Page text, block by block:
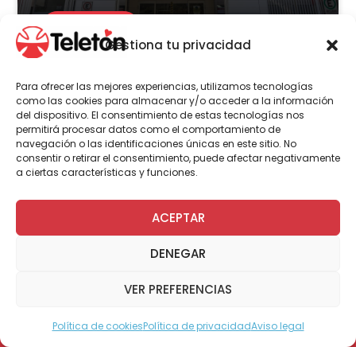
Gestiona tu privacidad
Para ofrecer las mejores experiencias, utilizamos tecnologías
como las cookies para almacenar y/o acceder a la información
del dispositivo. El consentimiento de estas tecnologías nos
permitirá procesar datos como el comportamiento de
navegación o las identificaciones únicas en este sitio. No
consentir o retirar el consentimiento, puede afectar negativamente
a ciertas características y funciones.
ACEPTAR
DENEGAR
VER PREFERENCIAS
Política de cookiesPolítica de privacidadAviso legal
LEER MÁS
Actualidad Voluntariado
23 de julio | 2026
Programa Abre: Voluntariado
de Teletón mejoró
viviendas a nivel nacional
LEER MÁS Modo Accesible